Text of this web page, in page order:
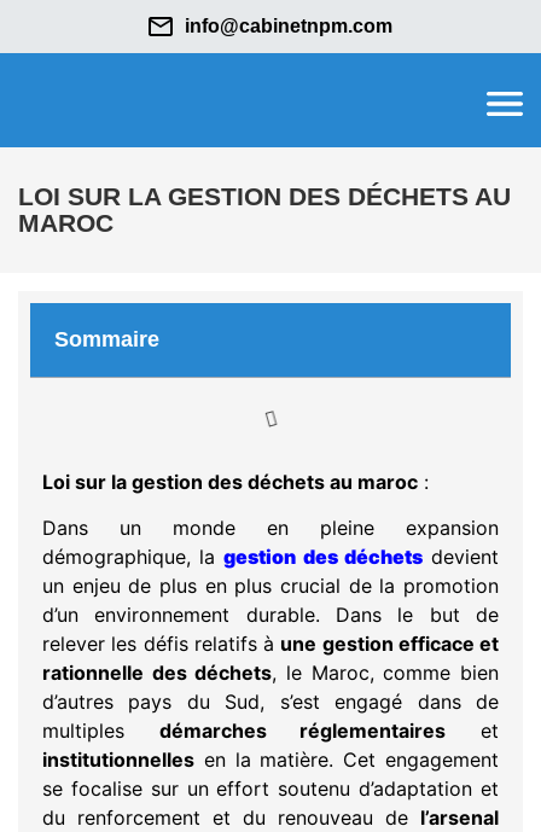
info@cabinetnpm.com
LOI SUR LA GESTION DES DÉCHETS AU
MAROC
Sommaire
Loi sur la gestion des déchets au maroc :
Dans un monde en pleine expansion
démographique, lagestion des déchetsdevient
un enjeu de plus en plus crucial de la promotion
d’un environnement durable. Dans le but de
relever les défis relatifs à une gestion efficace et
rationnelle des déchets, le Maroc, comme bien
d’autres pays du Sud, s’est engagé dans de
multiples démarches réglementaires et
institutionnelles en la matière. Cet engagement
se focalise sur un effort soutenu d’adaptation et
du renforcement et du renouveau de l’arsenal